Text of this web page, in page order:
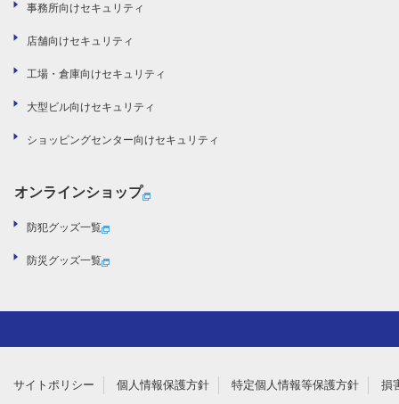
事務所向けセキュリティ
店舗向けセキュリティ
工場・倉庫向けセキュリティ
大型ビル向けセキュリティ
ショッピングセンター向けセキュリティ
オンラインショップ
防犯グッズ一覧
防災グッズ一覧
サイトポリシー 個人情報保護方針 特定個人情報等保護方針 損